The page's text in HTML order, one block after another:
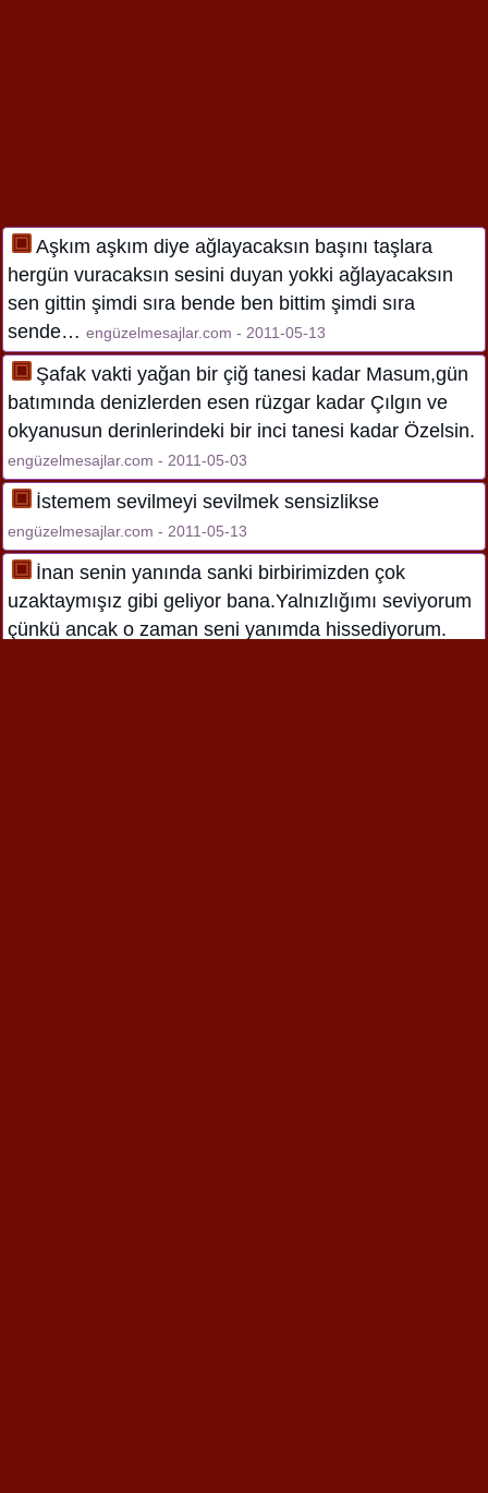
Aşkım aşkım diye ağlayacaksın başını taşlara
hergün vuracaksın sesini duyan yokki ağlayacaksın
sen gittin şimdi sıra bende ben bittim şimdi sıra
sende… engüzelmesajlar.com - 2011-05-13
Şafak vakti yağan bir çiğ tanesi kadar Masum,gün
batımında denizlerden esen rüzgar kadar Çılgın ve
okyanusun derinlerindeki bir inci tanesi kadar Özelsin.
engüzelmesajlar.com - 2011-05-03
İstemem sevilmeyi sevilmek sensizlikse
engüzelmesajlar.com - 2011-05-13
İnan senin yanında sanki birbirimizden çok
uzaktaymışız gibi geliyor bana.Yalnızlığımı seviyorum
çünkü ancak o zaman seni yanımda hissediyorum.